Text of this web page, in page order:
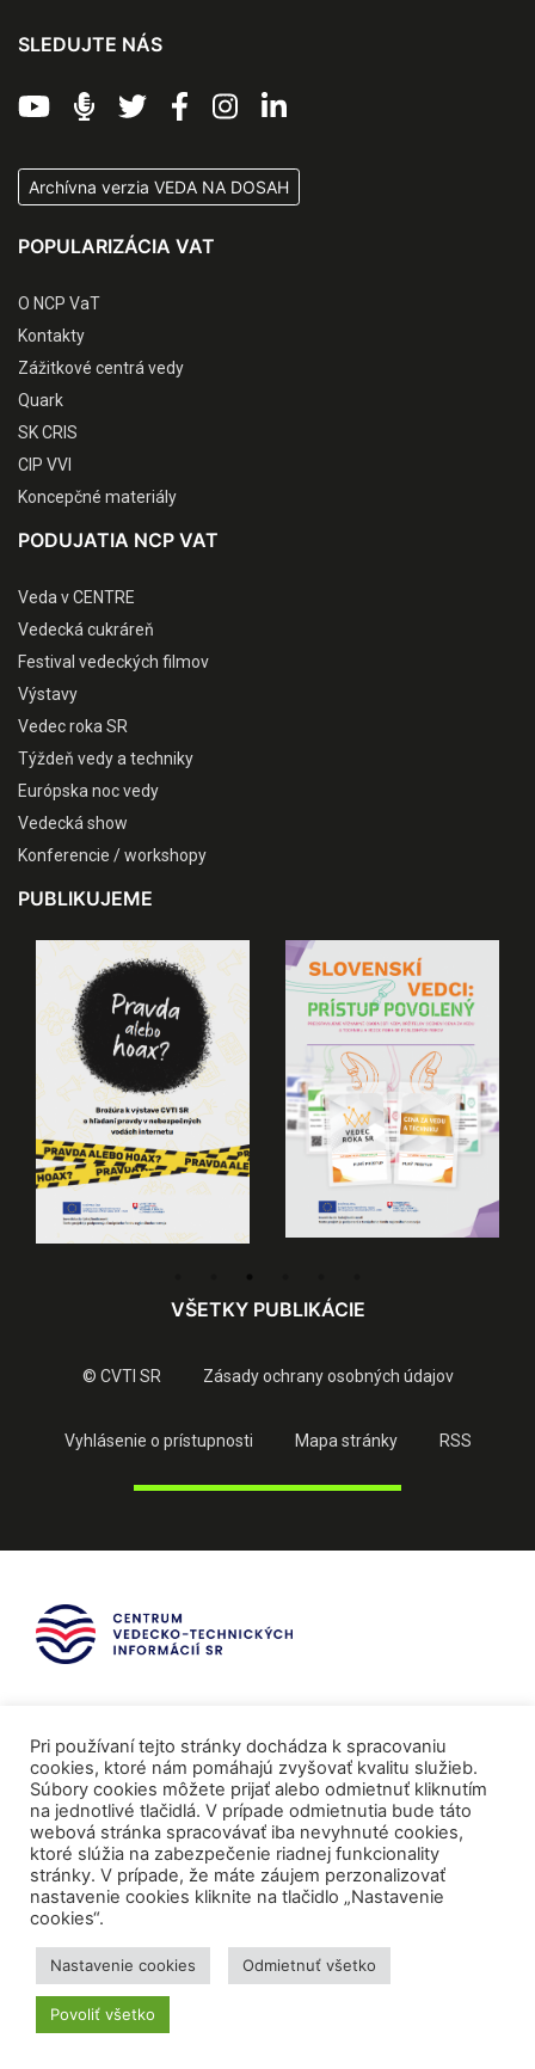
SLEDUJTE NÁS
Archívna verzia VEDA NA DOSAH
POPULARIZÁCIA VAT
O NCP VaT
Kontakty
Zážitkové centrá vedy
Quark
SK CRIS
CIP VVI
Koncepčné materiály
PODUJATIA NCP VAT
Veda v CENTRE
Vedecká cukráreň
Festival vedeckých filmov
Výstavy
Vedec roka SR
Týždeň vedy a techniky
Európska noc vedy
Vedecká show
Konferencie / workshopy
PUBLIKUJEME
VŠETKY PUBLIKÁCIE
© CVTI SR Zásady ochrany osobných údajov
Vyhlásenie o prístupnosti Mapa stránky RSS
Mediálni partneri
Pri používaní tejto stránky dochádza k spracovaniu
cookies, ktoré nám pomáhajú zvyšovať kvalitu služieb.
Súbory cookies môžete prijať alebo odmietnuť kliknutím
na jednotlivé tlačidlá. V prípade odmietnutia bude táto
webová stránka spracovávať iba nevyhnuté cookies,
ktoré slúžia na zabezpečenie riadnej funkcionality
stránky. V prípade, že máte záujem perzonalizovať
nastavenie cookies kliknite na tlačidlo „Nastavenie
cookies“.
Nastavenie cookies Odmietnuť všetko
Povoliť všetko